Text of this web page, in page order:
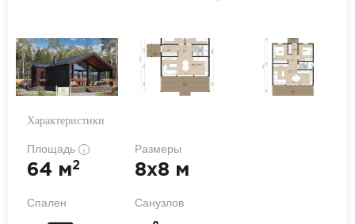
Характеристики
Площадь i
64 м2
Размеры
8x8 м
Спален Санузлов